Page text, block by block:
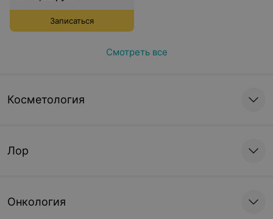
Записаться
Смотреть все
Косметология
Лор
Онкология